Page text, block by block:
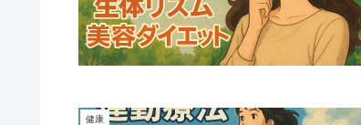
健康